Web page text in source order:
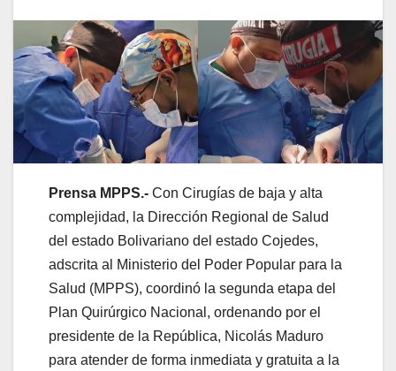
Prensa MPPS.- Con Cirugías de baja y alta
complejidad, la Dirección Regional de Salud
del estado Bolivariano del estado Cojedes,
adscrita al Ministerio del Poder Popular para la
Salud (MPPS), coordinó la segunda etapa del
Plan Quirúrgico Nacional, ordenando por el
presidente de la República, Nicolás Maduro
para atender de forma inmediata y gratuita a la